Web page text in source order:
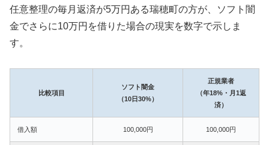
任意整理の毎月返済が5万円ある瑞穂町の方が、ソフト闇
金でさらに10万円を借りた場合の現実を数字で示しま
す。
比較項目
ソフト闇金
（10日30%）
正規業者
（年18%・月1返
済）
借入額 100,000円 100,000円